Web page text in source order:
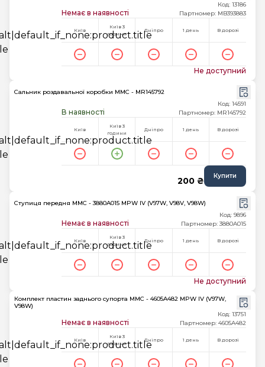
Немає в наявності
Код: 13186
Партномер: MB393883
Київ
Київ 3
години
Дніпро 1 день В дорозі
Не доступний
Сальник роздавальної коробки MMC - MR145792
В наявності
Код: 14591
Партномер: MR145792
Київ
Київ 3
години
Дніпро 1 день В дорозі
200 ₴ Купити
Ступиця передня MMC - 3880A015 MPW IV (V97W, V98V, V98W)
Немає в наявності
Код: 9896
Партномер: 3880A015
Київ
Київ 3
години
Дніпро 1 день В дорозі
Не доступний
Комплект пластин заднього супорта MMC - 4605A482 MPW IV (V97W,
V98W)
Немає в наявності
Код: 13751
Партномер: 4605A482
Київ
Київ 3
години
Дніпро 1 день В дорозі